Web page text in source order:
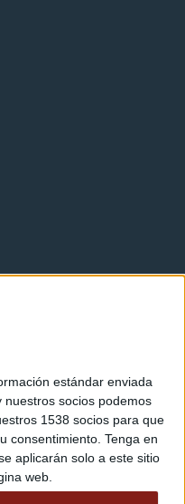
estándar enviada
socios podemos
1538 socios para que
consentimiento. Tenga en
aplicarán solo a este sitio
web.